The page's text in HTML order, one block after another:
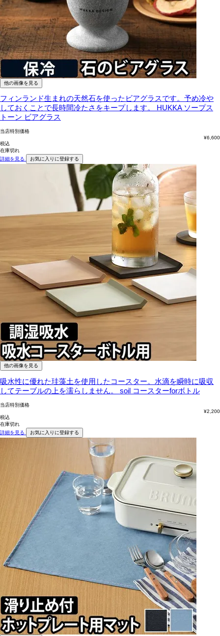
他の画像を見る
フィンランド生まれの天然石を使ったビアグラスです。予め冷や
しておくことで長時間冷たさをキープします。
HUKKA ソープス
トーン ビアグラス
当店特別価格
¥6,600
税込
在庫切れ
詳細を見る
お気に入りに登録する
他の画像を見る
吸水性に優れた珪藻土を使用したコースター。水滴を瞬時に吸収
してテーブルの上を濡らしません。
soil コースターforボトル
当店特別価格
¥2,200
税込
在庫切れ
詳細を見る
お気に入りに登録する